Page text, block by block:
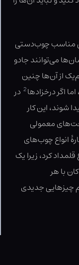
مناسب چوب‌دستی
می‌توانند جادو
از آن‌ها چنین
اگر درخزادها2 در
شوند، این کار
معمولی
انواع چوب‌های
کرد، زیرا یک
با هر
جدیدی